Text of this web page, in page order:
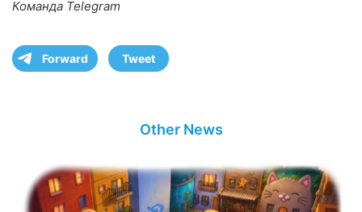
Команда Telegram
Forward Tweet
Other News